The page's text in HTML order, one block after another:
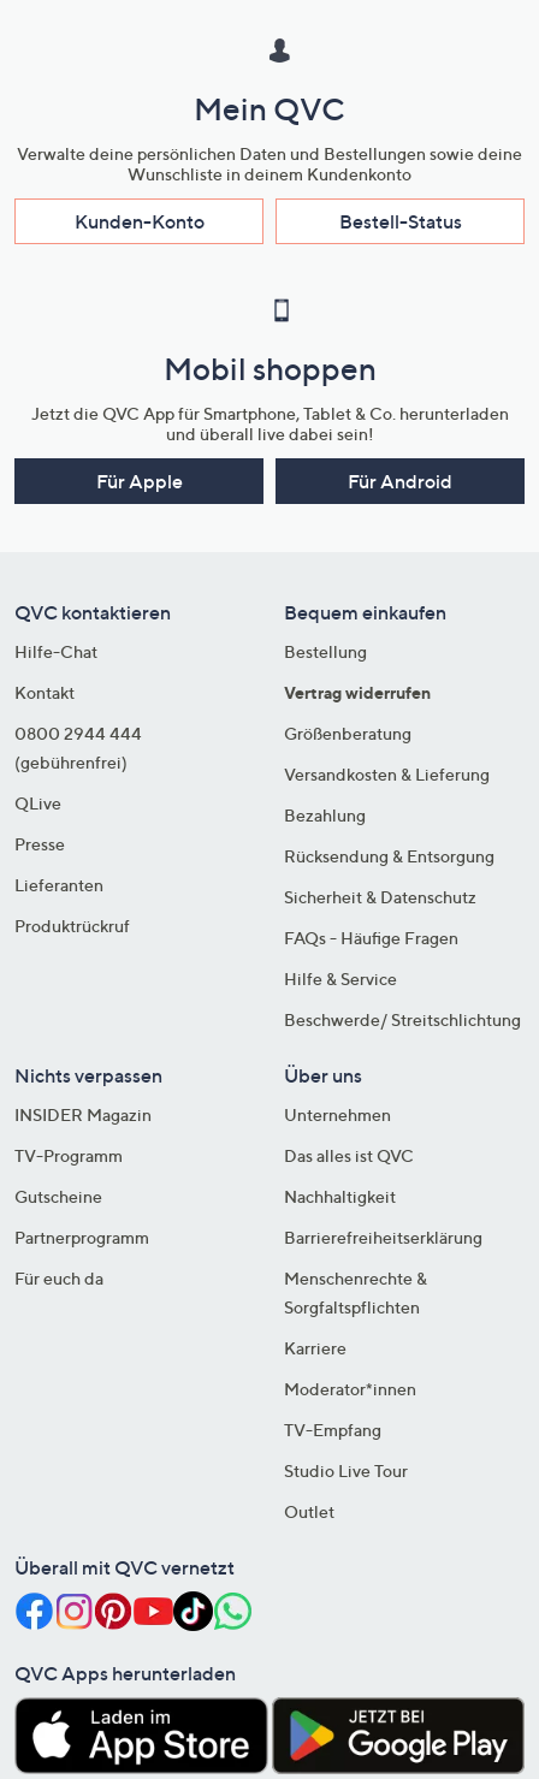
Mein QVC
Verwalte deine persönlichen Daten und Bestellungen sowie deine
Wunschliste in deinem Kundenkonto
Kunden-Konto Bestell-Status
Mobil shoppen
Jetzt die QVC App für Smartphone, Tablet & Co. herunterladen
und überall live dabei sein!
Für Apple Für Android
QVC kontaktieren
Hilfe-Chat
Kontakt
0800 2944 444
(gebührenfrei)
QLive
Presse
Lieferanten
Produktrückruf
Bequem einkaufen
Bestellung
Vertrag widerrufen
Größenberatung
Versandkosten & Lieferung
Bezahlung
Rücksendung & Entsorgung
Sicherheit & Datenschutz
FAQs - Häufige Fragen
Hilfe & Service
Beschwerde/ Streitschlichtung
Nichts verpassen
INSIDER Magazin
TV-Programm
Gutscheine
Partnerprogramm
Für euch da
Über uns
Unternehmen
Das alles ist QVC
Nachhaltigkeit
Barrierefreiheitserklärung
Menschenrechte &
Sorgfaltspflichten
Karriere
Moderator*innen
TV-Empfang
Studio Live Tour
Outlet
Überall mit QVC vernetzt
QVC Apps herunterladen